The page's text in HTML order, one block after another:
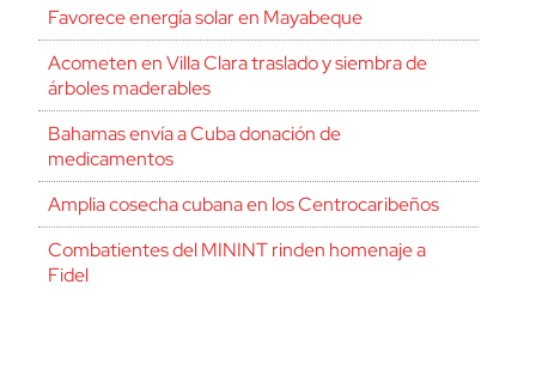
Favorece energía solar en Mayabeque
Acometen en Villa Clara traslado y siembra de
árboles maderables
Bahamas envía a Cuba donación de
medicamentos
Amplia cosecha cubana en los Centrocaribeños
Combatientes del MININT rinden homenaje a
Fidel